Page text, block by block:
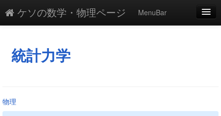
ケソの数学・物理ページ
MenuBar
添付
最終更新
統計力学
物理